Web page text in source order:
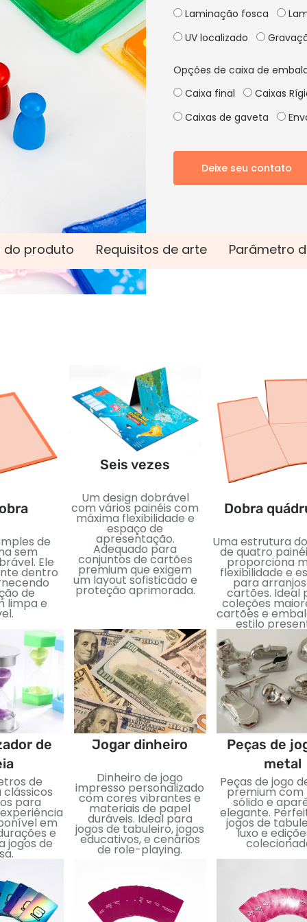
Laminação fosca
UV localizado
Opções de caixa de
Caixa final
Caixas
Caixas de gaveta
Deixe seu contato
do produto Requisitos de arte Parâmetro
de
sem
Ele
dentro
de
limpa e
Seis vezes
Um design dobrável
com vários painéis com
máxima flexibilidade e
espaço de
apresentação.
Adequado para
conjuntos de cartões
premium que exigem
um layout sofisticado e
proteção aprimorada.
Dobra
Uma estrutura
de quatro
proporciona
flexibilidade e
para
cartões. Ideal
coleções
cartões e
estilo
de
de
para
em
e
jogos de
Jogar dinheiro
Dinheiro de jogo
impresso personalizado
com cores vibrantes e
materiais de papel
duráveis. Ideal para
jogos de tabuleiro, jogos
educativos, e cenários
de role-playing.
Peças de
metal
Peças de jogo
premium com
sólido e
elegante.
jogos de
luxo e